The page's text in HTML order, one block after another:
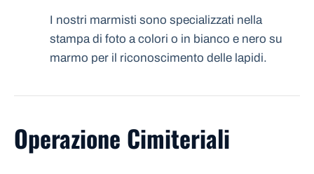
I nostri marmisti sono specializzati nella
stampa di foto a colori o in bianco e nero su
marmo per il riconoscimento delle lapidi.
Operazione Cimiteriali